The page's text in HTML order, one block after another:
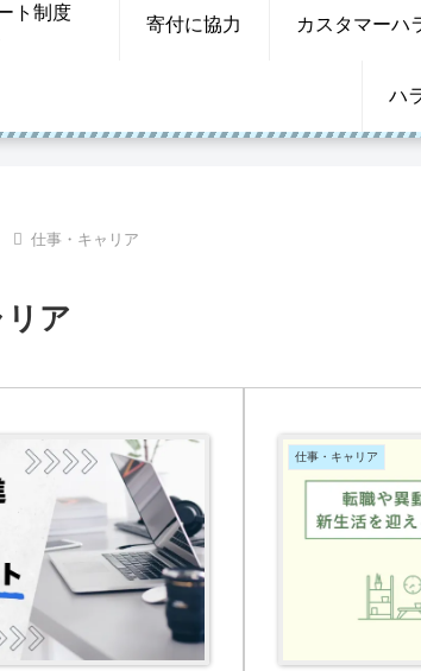
ト制度
寄付に協力 カスタマーハ
ハ
仕事・キャリア
ア
仕事・キャリア